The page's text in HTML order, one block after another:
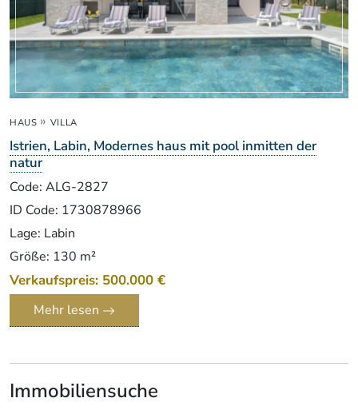
HAUS » VILLA
Istrien, Labin, Modernes haus mit pool inmitten der
natur
Code: ALG-2827
ID Code: 1730878966
Lage: Labin
Größe: 130 m²
Verkaufspreis: 500.000 €
Mehr lesen
Immobiliensuche